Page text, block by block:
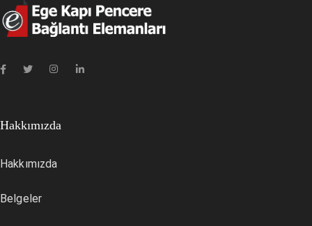
Hakkımızda
Hakkımızda
Belgeler